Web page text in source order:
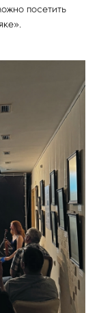
посетить